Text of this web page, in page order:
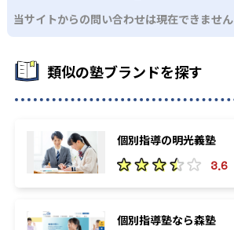
当サイトからの問い合わせは現在できません
類似の塾ブランドを探す
個別指導の明光義塾
3.6
個別指導塾なら森塾